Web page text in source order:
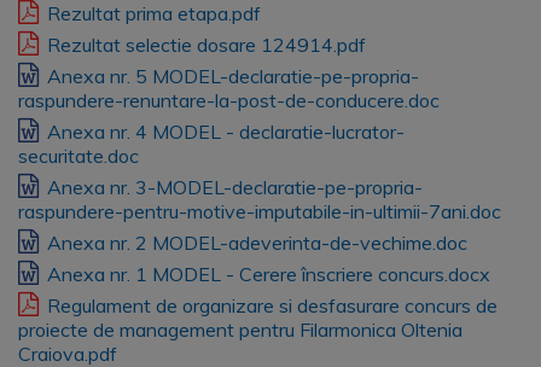
Rezultat prima etapa.pdf
Rezultat selectie dosare 124914.pdf
Anexa nr. 5 MODEL-declaratie-pe-propria-
raspundere-renuntare-la-post-de-conducere.doc
Anexa nr. 4 MODEL - declaratie-lucrator-
securitate.doc
Anexa nr. 3-MODEL-declaratie-pe-propria-
raspundere-pentru-motive-imputabile-in-ultimii-7ani.doc
Anexa nr. 2 MODEL-adeverinta-de-vechime.doc
Anexa nr. 1 MODEL - Cerere înscriere concurs.docx
Regulament de organizare si desfasurare concurs de
proiecte de management pentru Filarmonica Oltenia
Craiova.pdf